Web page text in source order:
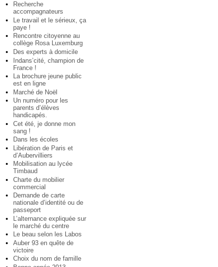
Recherche
accompagnateurs
Le travail et le sérieux, ça
paye !
Rencontre citoyenne au
collège Rosa Luxemburg
Des experts à domicile
Indans’cité, champion de
France !
La brochure jeune public
est en ligne
Marché de Noël
Un numéro pour les
parents d’élèves
handicapés.
Cet été, je donne mon
sang !
Dans les écoles
Libération de Paris et
d’Aubervilliers
Mobilisation au lycée
Timbaud
Charte du mobilier
commercial
Demande de carte
nationale d’identité ou de
passeport
L’alternance expliquée sur
le marché du centre
Le beau selon les Labos
Auber 93 en quête de
victoire
Choix du nom de famille